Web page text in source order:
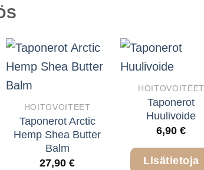
tuotteen
€
HOITOVOITEET
Taponerot Arctic
Hemp Shea Butter
Balm
27,90€
HOITOVOITEET
Taponerot
Huulivoide
6,90€
Lisätietoja